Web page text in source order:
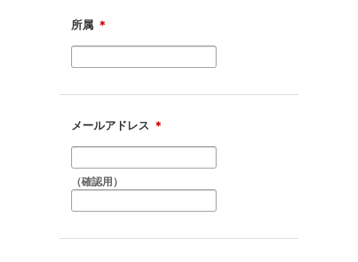
所属 ＊
メールアドレス ＊
（確認用）